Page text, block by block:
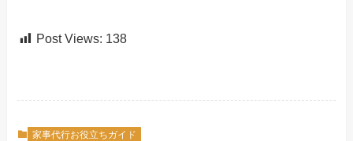
Post Views: 138
家事代行お役立ちガイド